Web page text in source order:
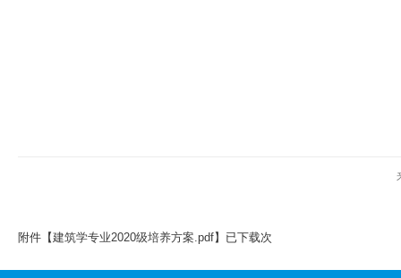
附件【建筑学专业2020级培养方案.pdf】已下载次